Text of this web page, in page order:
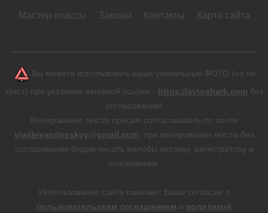
Мастер-классы Законы Контакты Карта сайта
Вы можете использовать наши уникальные ФОТО (но не
текст) при указании активной ссылки - https://avtoshark.com без
согласования!
Копирование текста просим согласовывать по почте
vladlevandovskyy@gmail.com , при копировании текста без
согласования будем писать жалобы хостеру, регистратору и
поисковикам.
Использование сайта означает Ваше согласие с
пользовательским соглашением и политикой